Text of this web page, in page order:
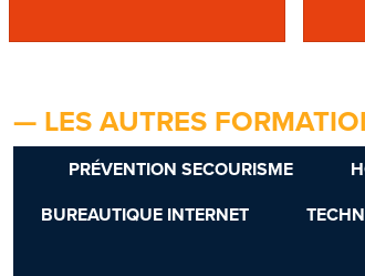
— LES AUTRES
PRÉVENTION SECOURISME
BUREAUTIQUE INTERNET